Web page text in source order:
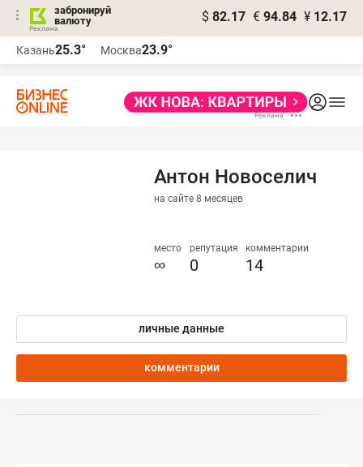
забронируй
валюту
$ 82.17 € 94.84 ¥ 12.17
Казань25.3° Москва23.9°
Антон Новоселич
на сайте 8 месяцев
место
∞
репутация
0
комментарии
14
личные данные
комментарии